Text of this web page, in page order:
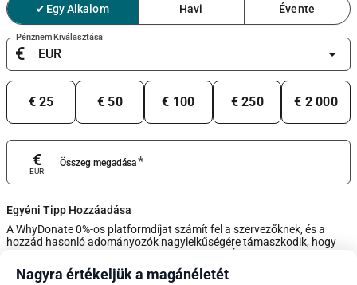
✔ Egy Alkalom Havi Évente
Pénznem Kiválasztása
€ arrow_drop_down
€ 25 € 50 € 100 € 250 € 2 000
Összeg megadása*
€
EUR
Egyéni Tipp Hozzáadása
A WhyDonate 0%-os platformdíjat számít fel a szervezőknek, és a
hozzád hasonló adományozók nagylelkűségére támaszkodik, hogy
mennyiségét a csúszkával, vagy írjon be egyéni borravalót alább.
Nagyra értékeljük a magánéletét